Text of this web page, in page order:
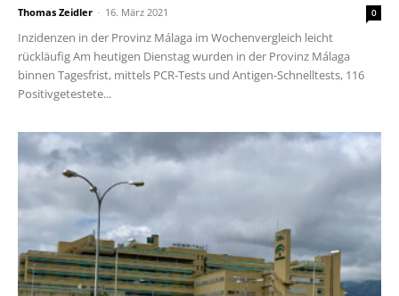
Thomas Zeidler - 16. März 2021 0
Inzidenzen in der Provinz Málaga im Wochenvergleich leicht
rückläufig Am heutigen Dienstag wurden in der Provinz Málaga
binnen Tagesfrist, mittels PCR-Tests und Antigen-Schnelltests, 116
Positivgetestete...